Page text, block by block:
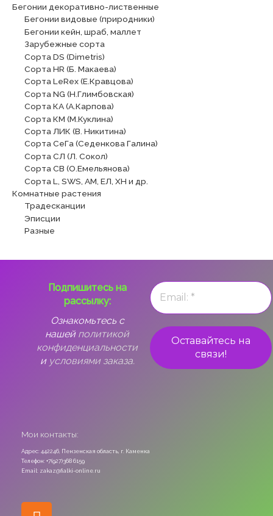
Бегонии декоративно-лиственные
Бегонии видовые (природники)
Бегонии кейн, шраб, маллет
Зарубежные сорта
Сорта DS (Dimetris)
Сорта HR (Б. Макаева)
Сорта LeRex (Е.Кравцова)
Сорта NG (Н.Глимбовская)
Сорта КА (А.Карпова)
Сорта КМ (М.Куклина)
Сорта ЛИК (В. Никитина)
Сорта СеГа (Седенкова Галина)
Сорта СЛ (Л. Сокол)
Сорта СВ (О.Емельянова)
Сорта L, SWS, АМ, ЕЛ, ХН и др.
Комнатные растения
Традесканции
Эписции
Разные
Подпишитесь на
рассылку:
Ознакомьтесь с
нашей политикой
конфиденциальности
и условиями заказа.
Мои контакты:
Адрес: 442246, Пензенская область, г. Каменка
Телефон: +7(927)368 6159
Email: zakaz@fialki-online.ru
Odnoklassniki
Vk
Instagram
Viber
Whatsapp